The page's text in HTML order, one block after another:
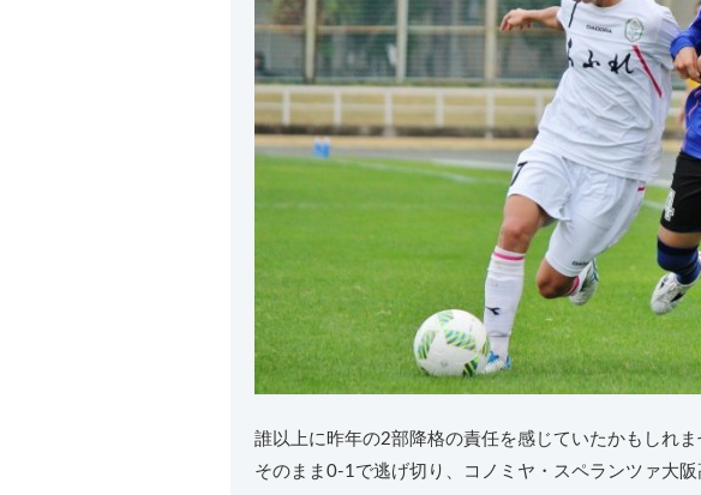
誰以上に昨年の2部降格の責任を感じていたかもしれま
そのまま0-1で逃げ切り、コノミヤ・スペランツァ大阪